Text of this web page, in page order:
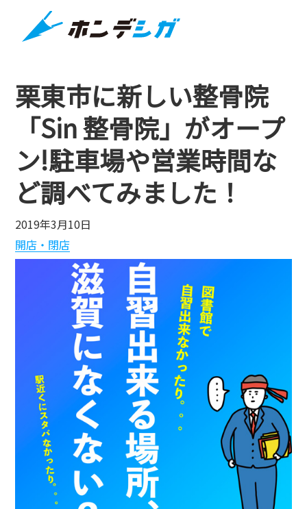
栗東市に新しい整骨院
「Sin 整骨院」がオープ
ン!駐車場や営業時間な
ど調べてみました！
2019年3月10日
開店・閉店